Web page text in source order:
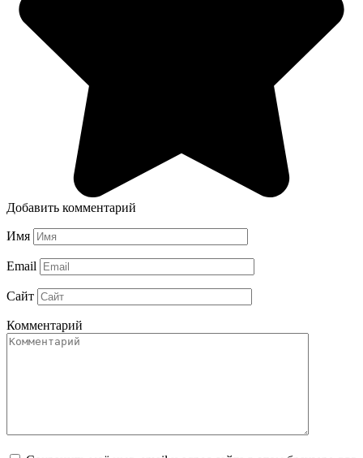
Добавить комментарий
Имя
Email
Сайт
Комментарий